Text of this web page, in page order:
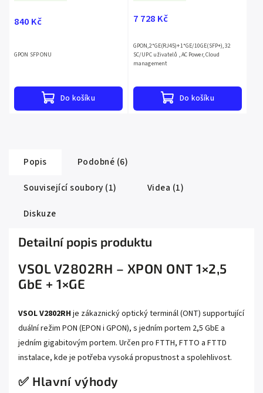
840 Kč
Do košíku
GPON SFP ONU
7 728 Kč
Do košíku
GPON,2*GE(RJ45)+1*GE/10GE(SFP+), 32
SC/UPC uživatelů , AC Power, Cloud
management
Popis
Podobné (6)
Související soubory (1)
Videa (1)
Diskuze
Detailní popis produktu
VSOL V2802RH – XPON ONT 1×2,5
GbE + 1×GE
VSOL V2802RH je zákaznický optický terminál (ONT) supportující
duální režim PON (EPON i GPON), s jedním portem 2,5 GbE a
jedním gigabitovým portem. Určen pro FTTH, FTTO a FTTD
instalace, kde je potřeba vysoká propustnost a spolehlivost.
✅ Hlavní výhody